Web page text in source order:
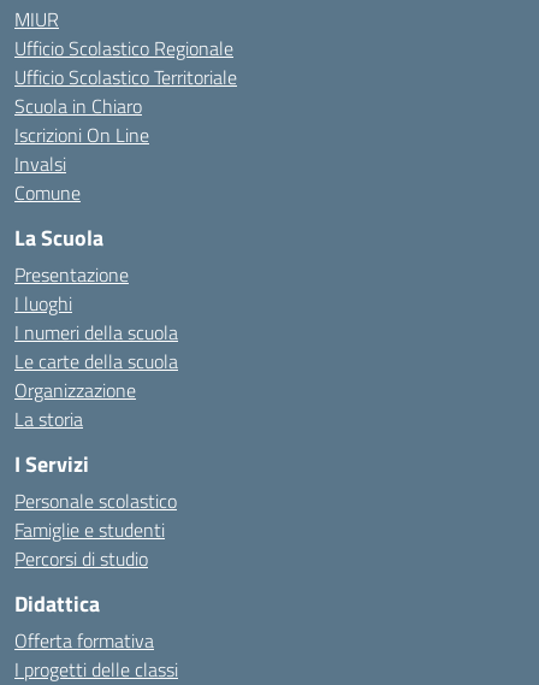
MIUR
Ufficio Scolastico Regionale
Ufficio Scolastico Territoriale
Scuola in Chiaro
Iscrizioni On Line
Invalsi
Comune
La Scuola
Presentazione
I luoghi
I numeri della scuola
Le carte della scuola
Organizzazione
La storia
I Servizi
Personale scolastico
Famiglie e studenti
Percorsi di studio
Didattica
Offerta formativa
I progetti delle classi